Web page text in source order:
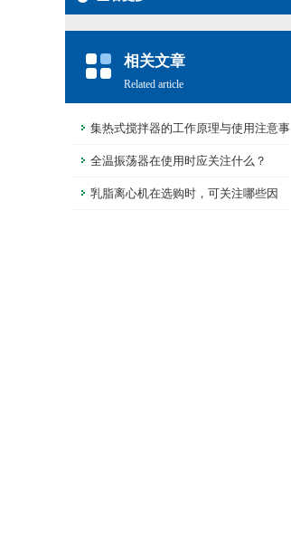
相关文章
Related article
集热式搅拌器的工作原理与使用注意事
项 全温振荡器在使用时应关注什么？
乳脂离心机在选购时，可关注哪些因